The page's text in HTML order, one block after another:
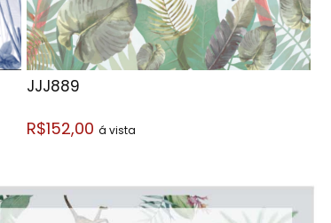
JJJ889
R$152,00 á vista